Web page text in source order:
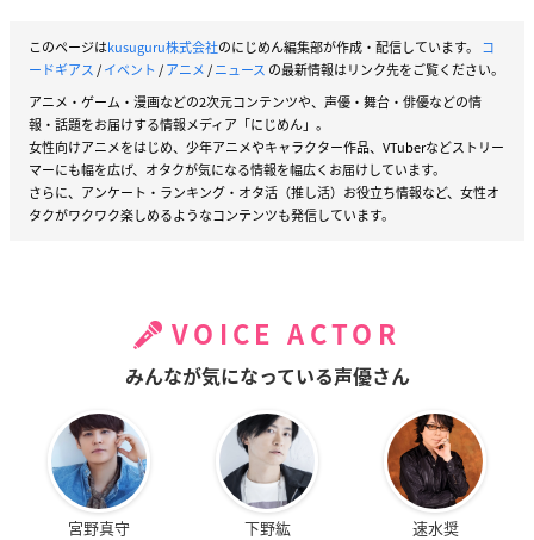
このページはkusuguru株式会社のにじめん編集部が作成・配信しています。 コ
ードギアス/イベント /アニメ/ニュース の最新情報はリンク先をご覧ください。
アニメ・ゲーム・漫画などの2次元コンテンツや、声優・舞台・俳優などの情
報・話題をお届けする情報メディア「にじめん」。
女性向けアニメをはじめ、少年アニメやキャラクター作品、VTuberなどストリー
マーにも幅を広げ、オタクが気になる情報を幅広くお届けしています。
さらに、アンケート・ランキング・オタ活（推し活）お役立ち情報など、女性オ
タクがワクワク楽しめるようなコンテンツも発信しています。
VOICE ACTOR
みんなが気になっている声優さん
宮野真守 下野紘 速水奨